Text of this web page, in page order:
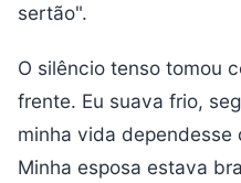
sertão".
O silêncio tenso tomou
frente. Eu suava frio,
minha vida dependesse
Minha esposa estava